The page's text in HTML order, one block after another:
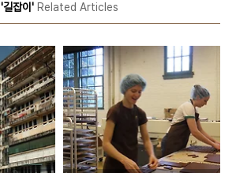
'길잡이'Related Articles